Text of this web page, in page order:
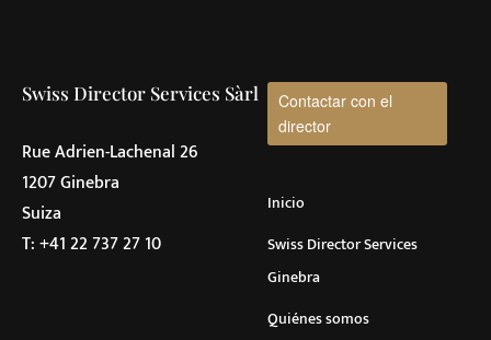
Swiss Director Services Sàrl
Rue Adrien-Lachenal 26
1207 Ginebra
Suiza
T:+41 22 737 27 10
Contactar con el
director
Inicio
Swiss Director Services
Ginebra
Quiénes somos